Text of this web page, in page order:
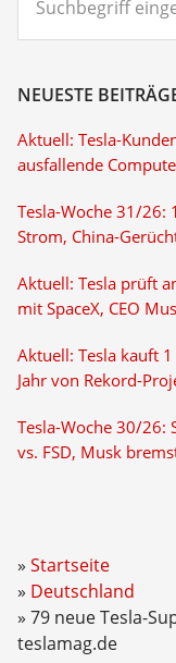
eingeben...
NEUESTE
Aktuell: Tesla-
ausfallende
Tesla-Woche 31/26:
Strom, China-
Aktuell: Tesla prüft
mit SpaceX, CEO
Aktuell: Tesla kauft
Jahr von Rekord-
Tesla-Woche 30/26:
vs. FSD, Musk
Startseite
Deutschland
79 neue Tesla-
teslamag.de